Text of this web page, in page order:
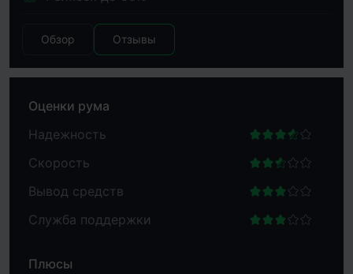
Обзор Отзывы
Оценки рума
Надежность
Скорость
Вывод средств
Служба поддержки
Плюсы